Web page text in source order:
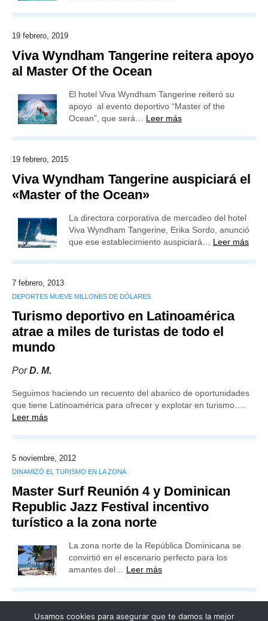
19 febrero, 2019
Viva Wyndham Tangerine reitera apoyo
al Master Of the Ocean
El hotel Viva Wyndham Tangerine reiteró su
apoyo al evento deportivo “Master of the
Ocean”, que será… Leer más
19 febrero, 2015
Viva Wyndham Tangerine auspiciará el
«Master of the Ocean»
La directora corporativa de mercadeo del hotel
Viva Wyndham Tangerine, Erika Sordo, anunció
que ese establecimiento auspiciará… Leer más
7 febrero, 2013
DEPORTES MUEVE MILLONES DE DÓLARES
Turismo deportivo en Latinoamérica
atrae a miles de turistas de todo el
mundo
PorD. M.
Seguimos haciendo un recuento del abanico de oportunidades
que tiene Latinoamérica para ofrecer y explotar en turismo….
Leer más
5 noviembre, 2012
DINAMIZÓ EL TURISMO EN LA ZONA
Master Surf Reunión 4 y Dominican
Republic Jazz Festival incentivo
turístico a la zona norte
La zona norte de la República Dominicana se
convirtió en el escenario perfecto para los
amantes del… Leer más
Usamos cookies para asegurar que te damos la mejor